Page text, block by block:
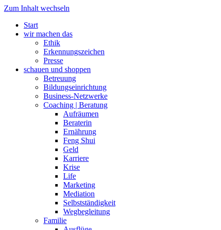
Zum Inhalt wechseln
Start
wir machen das
Ethik
Erkennungszeichen
Presse
schauen und shoppen
Betreuung
Bildungseinrichtung
Business-Netzwerke
Coaching | Beratung
Aufräumen
Beraterin
Ernährung
Feng Shui
Geld
Karriere
Krise
Life
Marketing
Mediation
Selbstständigkeit
Wegbegleitung
Familie